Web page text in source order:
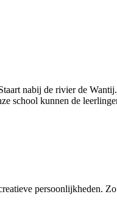
nabij de rivier de Wantij.
school kunnen de
persoonlijkheden.